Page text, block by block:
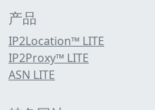
产品
IP2Location™ LITE
IP2Proxy™ LITE
ASN LITE